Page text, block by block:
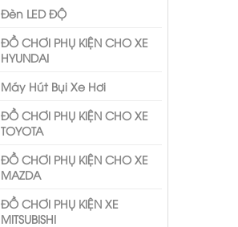
Đèn LED ĐỘ
ĐỒ CHƠI PHỤ KIỆN CHO XE
HYUNDAI
Máy Hút Bụi Xe Hơi
ĐỒ CHƠI PHỤ KIỆN CHO XE
TOYOTA
ĐỒ CHƠI PHỤ KIỆN CHO XE
MAZDA
ĐỒ CHƠI PHỤ KIỆN XE
MITSUBISHI